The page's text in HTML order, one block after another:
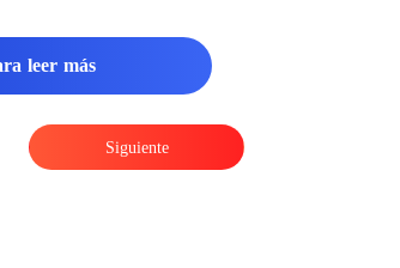
leer más
Siguiente